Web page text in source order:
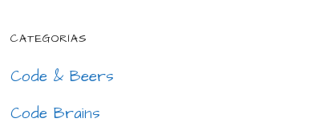
CATEGORÍAS
Code & Beers
Code Brains